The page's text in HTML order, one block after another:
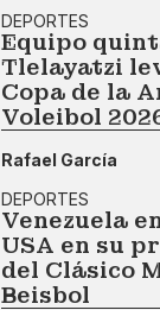
DEPORTES
Equipo
Tlelayatzi
Copa de la
Voleibol
Rafael García
DEPORTES
Venezuela
USA en su
del Clásico
Beisbol